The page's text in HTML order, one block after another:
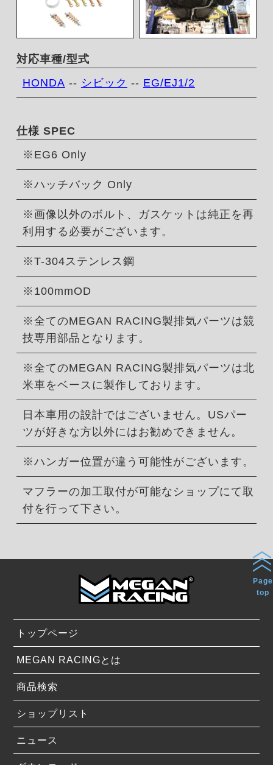
対応車種/型式
HONDA -- シビック -- EG/EJ1/2
仕様 SPEC
※EG6 Only
※ハッチバック Only
※画像以外のボルト、ガスケットは純正を再
利用する必要がございます。
※T-304ステンレス鋼
※100mmOD
※全てのMEGAN RACING製排気パーツは競
技専用部品となります。
※全てのMEGAN RACING製排気パーツは北
米車をベースに製作しております。
日本車用の設計ではございません。USパー
ツが好きな方以外にはお勧めできません。
※ハンガー位置が違う可能性がございます。
マフラーの加工取付が可能なショップにて取
付を行って下さい。
トップページ
MEGAN RACINGとは
商品検索
ショップリスト
ニュース
Page
top